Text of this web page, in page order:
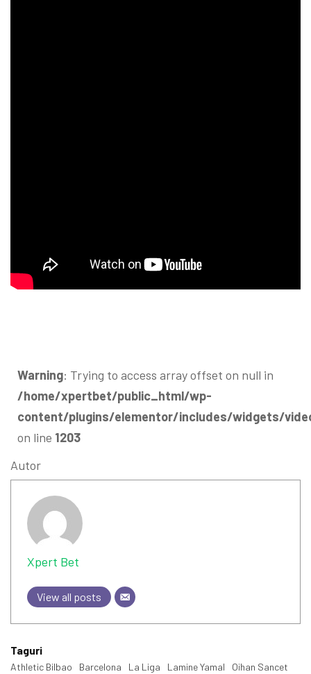
Warning: Trying to access array offset on null in
/home/xpertbet/public_html/wp-
content/plugins/elementor/includes/widgets/
on line 1203
Autor
Xpert Bet
View all posts
Taguri
Athletic Bilbao Barcelona La Liga Lamine Yamal
Oihan Sancet